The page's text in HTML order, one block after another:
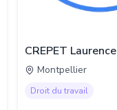
CREPET Laurence
Montpellier
Droit du travail